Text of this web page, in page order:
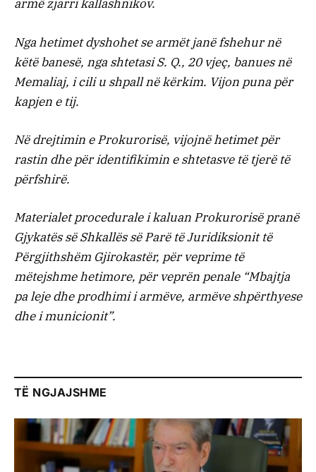
armë zjarri kallashnikov.
Nga hetimet dyshohet se armët janë fshehur në
këtë banesë, nga shtetasi S. Q., 20 vjeç, banues në
Memaliaj, i cili u shpall në kërkim. Vijon puna për
kapjen e tij.
Në drejtimin e Prokurorisë, vijojnë hetimet për
rastin dhe për identifikimin e shtetasve të tjerë të
përfshirë.
Materialet procedurale i kaluan Prokurorisë pranë
Gjykatës së Shkallës së Parë të Juridiksionit të
Përgjithshëm Gjirokastër, për veprime të
mëtejshme hetimore, për veprën penale “Mbajtja
pa leje dhe prodhimi i armëve, armëve shpërthyese
dhe i municionit”.
TË NGJAJSHME